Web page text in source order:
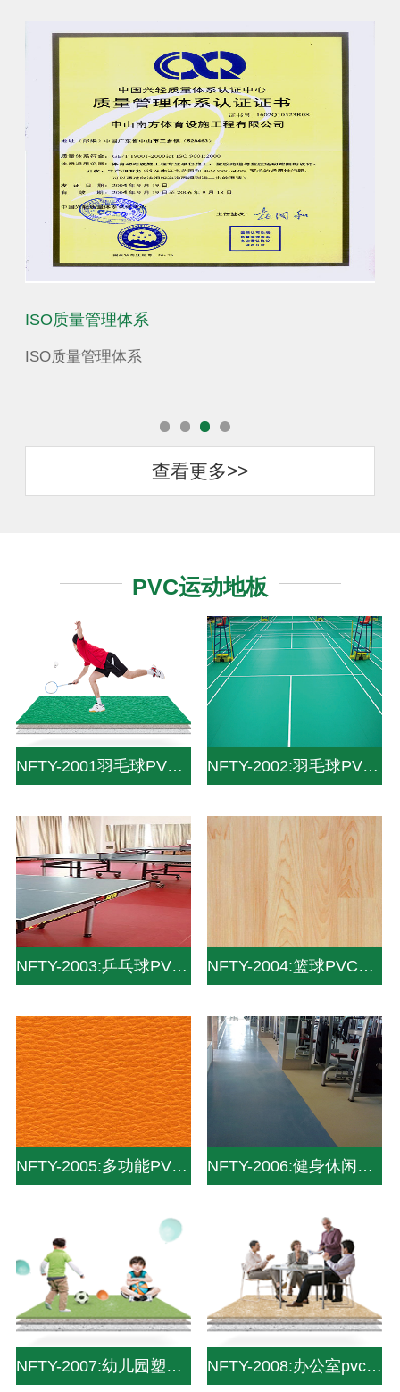
ISO质量管理体系
ISO质量管理体系
查看更多>>
PVC运动地板
NFTY-2001羽毛球PVC运动地板-Life and leisure solutions-专业赛事级设计标准为您带来 NFTY-2002:羽毛球PVC地板
NFTY-2003:乒乓球PVC地板_PVC运动地板_pvc塑胶地板 NFTY-2004:篮球PVC地板_PVC运动地板
NFTY-2005:多功能PVC地板_PVC运动地板 NFTY-2006:健身休闲PVC地板_PVC运动地板_pvc塑胶地板
NFTY-2007:幼儿园塑胶地板|幼儿园塑胶地面|幼儿园pvc地板|pvc儿童地板—中山南方pvc塑 NFTY-2008:办公室pvc塑胶地板|pvc办公室用地板|办公地板-中山南方pvc塑胶地板